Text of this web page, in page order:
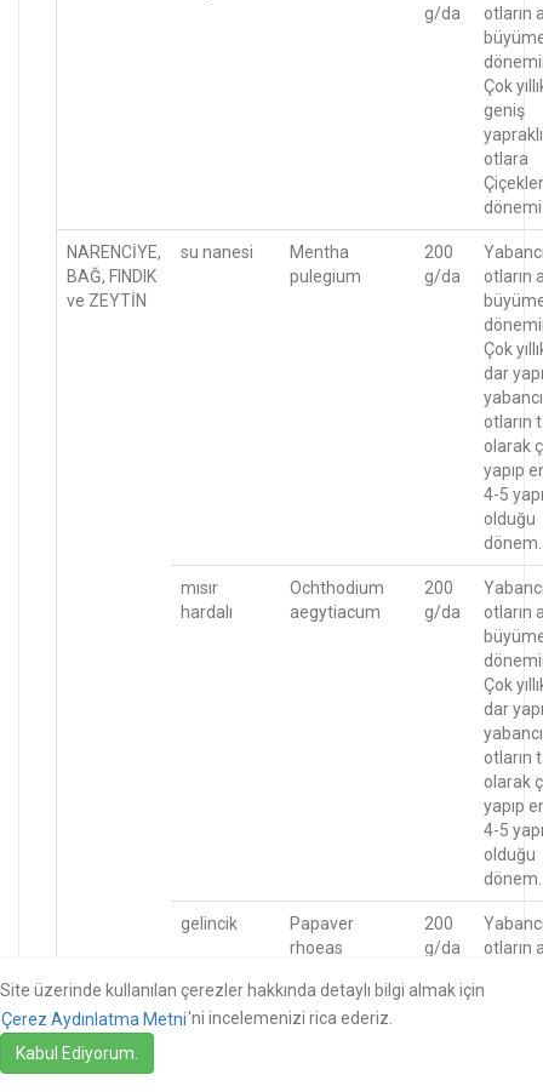
g/da
otların
Çok
geniş
yapraklı
otlara
dönemi
NARENCİYE,
BAĞ, FINDIK
ve ZEYTİN
su nanesi
Mentha
pulegium
200
g/da
otların
Çok
dar
yabancı
otların
olarak
yapıp
4-5
olduğu
dönem.
mısır
hardalı
Ochthodium
aegytiacum
200
g/da
otların
Çok
dar
yabancı
otların
olarak
yapıp
4-5
olduğu
dönem.
gelincik
Papaver
rhoeas
200
g/da
otların
Site üzerinde kullanılan çerezler hakkında detaylı bilgi almak için
Çerez Aydınlatma Metni'ni incelemenizi rica ederiz.
Kabul Ediyorum.